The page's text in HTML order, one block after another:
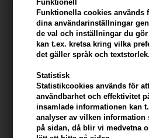
Funktionell
Funktionella cookies används
dina användarinställningar
de val och inställningar du
kan t.ex. kretsa kring vilka
det gäller språk och textstorlek.
Statistisk
Statistikcookies används för
användbarhet och effektivitet
insamlade informationen kan
analyser av vilken information
på sidan, då blir vi medvetna